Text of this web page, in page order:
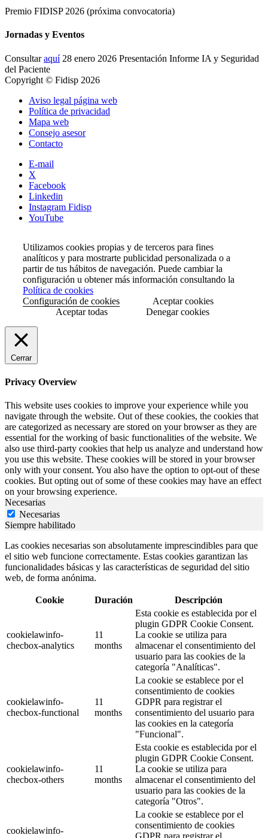
Premio FIDISP 2026 (próxima convocatoria)
Jornadas y Eventos
Consultaraquí28 enero 2026 Presentación Informe IA y Seguridad
del Paciente
Copyright © Fidisp 2026
Aviso legal página web
Política de privacidad
Mapa web
Consejo asesor
Contacto
E-mail
X
Facebook
Linkedin
Instagram Fidisp
YouTube
Utilizamos cookies propias y de terceros para fines
analíticos y para mostrarte publicidad personalizada o a
partir de tus hábitos de navegación. Puede cambiar la
configuración u obtener más información consultando la
Política de cookies
Configuración de cookies
Aceptar cookies
Aceptar todas
Denegar cookies
Cerrar
Privacy Overview
This website uses cookies to improve your experience while you
navigate through the website. Out of these cookies, the cookies that
are categorized as necessary are stored on your browser as they are
essential for the working of basic functionalities of the website. We
also use third-party cookies that help us analyze and understand how
you use this website. These cookies will be stored in your browser
only with your consent. You also have the option to opt-out of these
cookies. But opting out of some of these cookies may have an effect
on your browsing experience.
Necesarias
Necesarias
Siempre habilitado
Las cookies necesarias son absolutamente imprescindibles para que
el sitio web funcione correctamente. Estas cookies garantizan las
funcionalidades básicas y las características de seguridad del sitio
web, de forma anónima.
Cookie Duración Descripción
cookielawinfo-
checbox-analytics
11
months
Esta cookie es establecida por el
plugin GDPR Cookie Consent.
La cookie se utiliza para
almacenar el consentimiento del
usuario para las cookies de la
categoría "Analíticas".
cookielawinfo-
checbox-functional
11
months
La cookie se establece por el
consentimiento de cookies
GDPR para registrar el
consentimiento del usuario para
las cookies en la categoría
"Funcional".
cookielawinfo-
checbox-others
11
months
Esta cookie es establecida por el
plugin GDPR Cookie Consent.
La cookie se utiliza para
almacenar el consentimiento del
usuario para las cookies de la
categoría "Otros".
cookielawinfo-
La cookie se establece por el
consentimiento de cookies